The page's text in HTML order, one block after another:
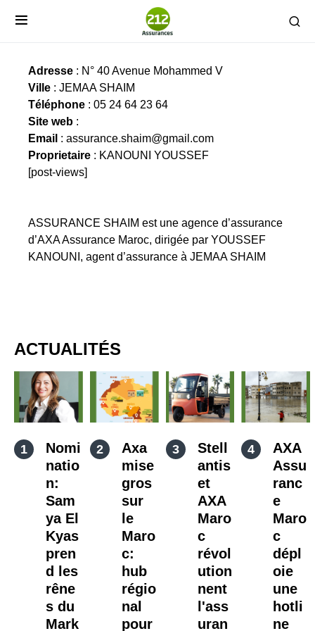
ASSURANCE SHAIM
Adresse : N° 40 Avenue Mohammed V
Ville : JEMAA SHAIM
Téléphone : 05 24 64 23 64
Site web :
Email : assurance.shaim@gmail.com
Proprietaire : KANOUNI YOUSSEF
[post-views]
ASSURANCE SHAIM est une agence d’assurance
d’AXA Assurance Maroc, dirigée par YOUSSEF
KANOUNI, agent d’assurance à JEMAA SHAIM
ACTUALITÉS
Nomi
natio
n:
Sam
ya El
Kyas
pren
d les
rêne
s du
Mark
Axa
mise
gros
sur
le
Maro
c:
hub
régio
nal
pour
Stell
antis
et
AXA
Maro
c
révol
ution
nent
l'ass
uran
AXA
Assu
ranc
e
Maro
c
dépl
oie
une
hotli
ne